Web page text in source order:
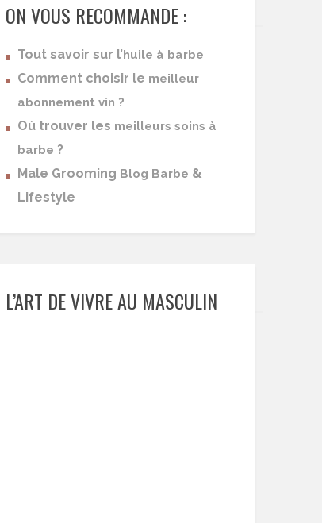
ON VOUS RECOMMANDE :
Tout savoir sur l’ huile à barbe
Comment choisir le meilleur
abonnement vin ?
Où trouver les meilleurs soins à
barbe ?
Male Grooming Blog Barbe &
Lifestyle
L’ART DE VIVRE AU MASCULIN